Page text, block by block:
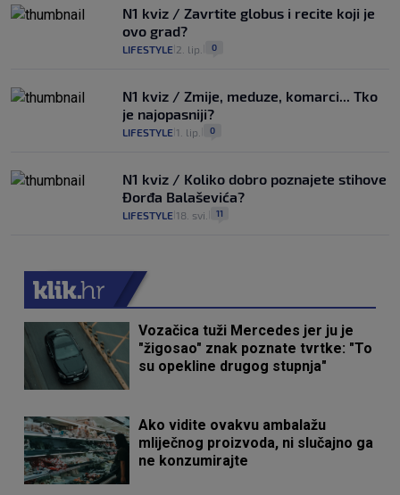
N1 kviz / Zavrtite globus i recite koji je
ovo grad?
LIFESTYLE 2. lip. 0
N1 kviz / Zmije, meduze, komarci... Tko
je najopasniji?
LIFESTYLE 1. lip. 0
N1 kviz / Koliko dobro poznajete stihove
Đorđa Balaševića?
LIFESTYLE 18. svi. 11
Vozačica tuži Mercedes jer ju je
"žigosao" znak poznate tvrtke: "To
su opekline drugog stupnja"
Ako vidite ovakvu ambalažu
mliječnog proizvoda, ni slučajno ga
ne konzumirajte